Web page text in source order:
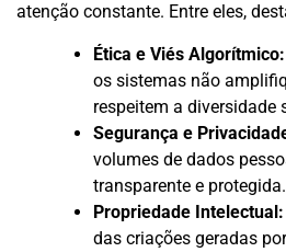
atenção constante. Entre eles,
Ética e Viés Algorítmico:
os sistemas não
respeitem a diversidade
Segurança e
volumes de dados
transparente e protegida.
Propriedade Intelectual:
das criações geradas